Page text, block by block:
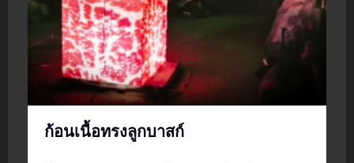
ก้อนเนื้อทรงลูกบาสก์